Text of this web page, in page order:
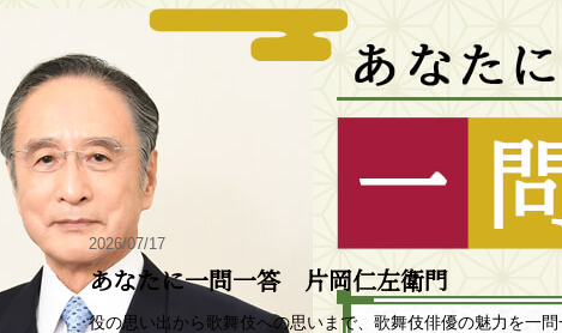
2026/07/17
あなたに一問一答 片岡仁左衛門
役の思い出から歌舞伎への思いまで、歌舞伎俳優の魅力を一